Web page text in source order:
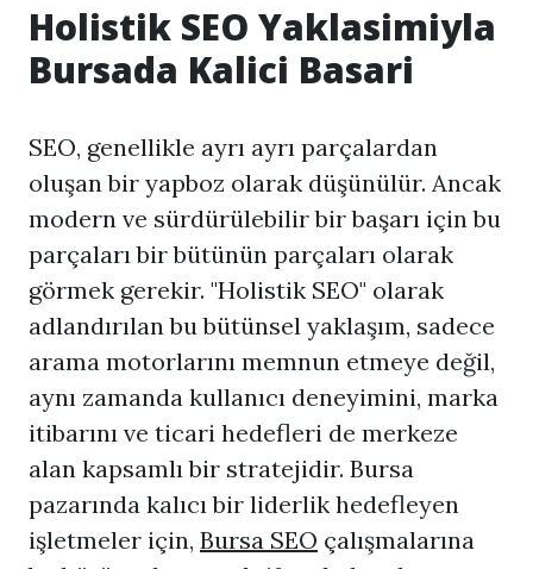
Holistik SEO Yaklasimiyla
Bursada Kalici Basari
SEO, genellikle ayrı ayrı parçalardan
oluşan bir yapboz olarak düşünülür. Ancak
modern ve sürdürülebilir bir başarı için bu
parçaları bir bütünün parçaları olarak
görmek gerekir. "Holistik SEO" olarak
adlandırılan bu bütünsel yaklaşım, sadece
arama motorlarını memnun etmeye değil,
aynı zamanda kullanıcı deneyimini, marka
itibarını ve ticari hedefleri de merkeze
alan kapsamlı bir stratejidir. Bursa
pazarında kalıcı bir liderlik hedefleyen
işletmeler için, Bursa SEO çalışmalarına